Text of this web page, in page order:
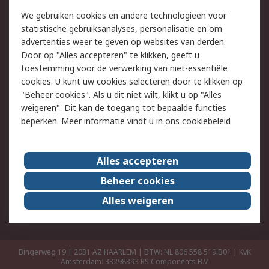
Track & Trace
Wettelijk
Cookiebeleid
Email veiligheid
Privacybeleid
Websitevoorwaarden
Algemene
verkoopvoorwaarden
Over RS
RS Group
Over ons
RS wereldwijd
Werken bij RS
ESG
Bingerweg 19 | 2031 AZ HAARLEM | BTW: NL 806 558 519.B01 | KvK
Amsterdam: 33298393 RS Components B.V.
We gebruiken cookies en andere technologieën voor
statistische gebruiksanalyses, personalisatie en om
advertenties weer te geven op websites van derden.
Door op "Alles accepteren" te klikken, geeft u
toestemming voor de verwerking van niet-essentiële
cookies. U kunt uw cookies selecteren door te klikken op
"Beheer cookies". Als u dit niet wilt, klikt u op "Alles
weigeren". Dit kan de toegang tot bepaalde functies
beperken. Meer informatie vindt u in ons cookiebeleid
Alles accepteren
Beheer cookies
Alles weigeren